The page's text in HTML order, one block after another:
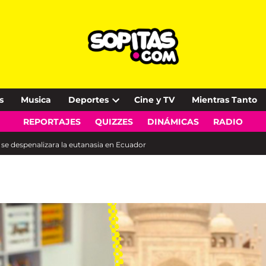
Musica Deportes
Open
dropdown
Cine y TV Mientras Tanto
REPORTAJES QUIZZES DINÁMICAS RADIO
despenalizara la eutanasia en Ecuador